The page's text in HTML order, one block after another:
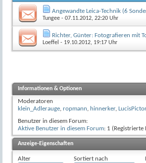
Angewandte Leica-Technik (6
Tungee - 07.11.2012, 22:20 Uhr
Richter, Günter: Fotografieren mit
Loeffel - 19.10.2012, 19:17 Uhr
Informationen & Optionen
Moderatoren
klein_Adlerauge, ropmann, hinnerker, LucisPictor
Benutzer in diesem Forum:
Aktive Benutzer in diesem Forum: 1 (Registrierte
Anzeige-Eigenschaften
Alter Sortiert nach